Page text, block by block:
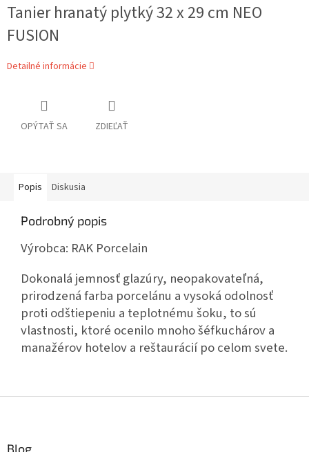
Tanier hranatý plytký 32 x 29 cm NEO
FUSION
Detailné informácie
OPÝTAŤ SA ZDIEĽAŤ
Popis Diskusia
Podrobný popis
Výrobca: RAK Porcelain
Dokonalá jemnosť glazúry, neopakovateľná,
prirodzená farba porcelánu a vysoká odolnosť
proti odštiepeniu a teplotnému šoku, to sú
vlastnosti, ktoré ocenilo mnoho šéfkuchárov a
manažérov hotelov a reštaurácií po celom svete.
Blog